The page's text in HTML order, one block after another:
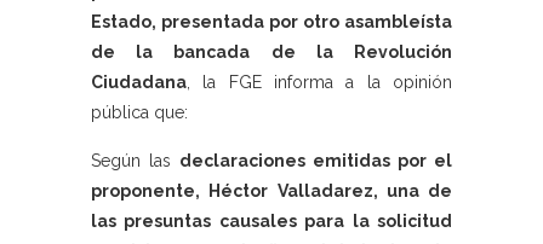
Estado, presentada por otro asambleísta
de la bancada de la Revolución
Ciudadana , la FGE informa a la opinión
pública que:
Según las declaraciones emitidas por el
proponente, Héctor Valladarez, una de
las presuntas causales para la solicitud